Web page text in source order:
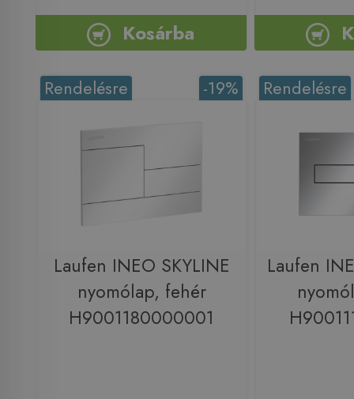
Kosárba
-19%
Rendelésre
Laufen INEO SKYLINE
nyomólap, fehér
H9001180000001
Rendelésre
Laufen